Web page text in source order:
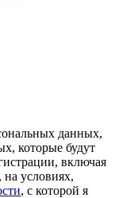
данных,
которые будут
включая
условиях,
, с которой я